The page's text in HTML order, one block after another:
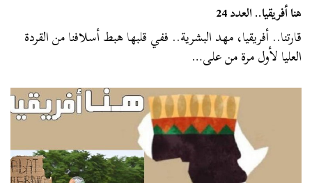
هنا أفريقيا.. العدد 24
قارتنا.. أفريقيا، مهد البشرية.. ففي قلبها هبط أسلافنا من القردة
العليا لأول مرة من على…